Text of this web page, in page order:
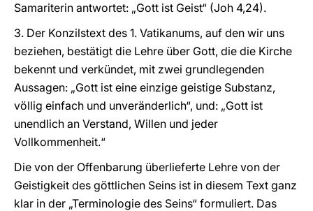
Samariterin antwortet: „Gott ist Geist“ (Joh 4,24).
3. Der Konzilstext des 1. Vatikanums, auf den wir uns
beziehen, bestätigt die Lehre über Gott, die die Kirche
bekennt und verkündet, mit zwei grundlegenden
Aussagen: „Gott ist eine einzige geistige Substanz,
völlig einfach und unveränderlich“, und: „Gott ist
unendlich an Verstand, Willen und jeder
Vollkommenheit.“
Die von der Offenbarung überlieferte Lehre von der
Geistigkeit des göttlichen Seins ist in diesem Text ganz
klar in der „Terminologie des Seins“ formuliert. Das